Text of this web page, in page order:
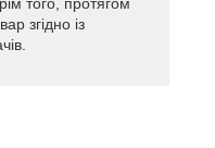
згідно із